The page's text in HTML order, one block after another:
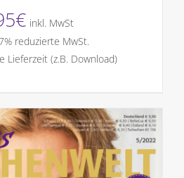
€ inkl. MwSt
reduzierte MwSt.
Lieferzeit (z.B. Download)